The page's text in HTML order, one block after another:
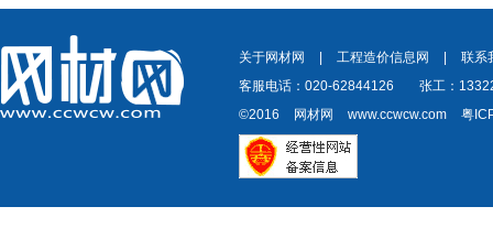
关于网材网 工程造价信息网
联系
客服电话：020-62844126
张工：
©2016
网材网 www.ccwcw.com 粤